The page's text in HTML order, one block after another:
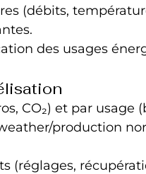
(débits,
des usages
CO₂) et par usage
production
(réglages,